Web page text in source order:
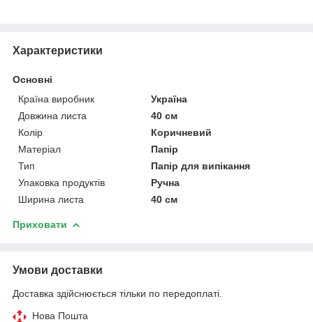
Характеристики
Основні
Країна виробник
Україна
Довжина листа
40 см
Колір
Коричневий
Матеріал
Папір
Тип
Папір для випікання
Упаковка продуктів
Ручна
Ширина листа
40 см
Приховати
Умови доставки
Доставка здійснюється тільки по передоплаті.
Нова Пошта